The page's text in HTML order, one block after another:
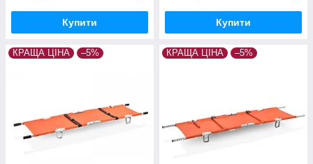
Купити Купити
КРАЩА ЦІНА –5% КРАЩА ЦІНА –5%